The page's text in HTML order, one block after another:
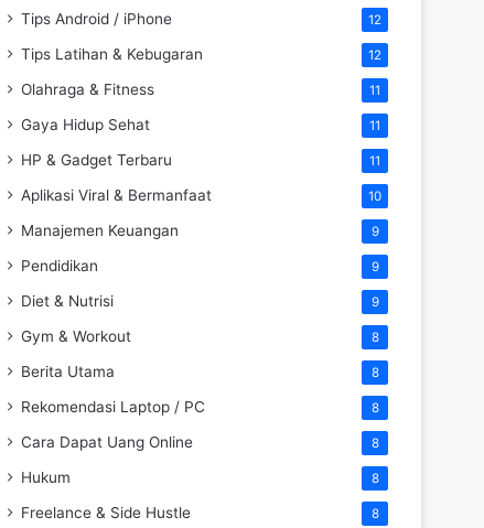
Tips Android / iPhone 12
Tips Latihan & Kebugaran 12
Olahraga & Fitness 11
Gaya Hidup Sehat 11
HP & Gadget Terbaru 11
Aplikasi Viral & Bermanfaat 10
Manajemen Keuangan 9
Pendidikan 9
Diet & Nutrisi 9
Gym & Workout 8
Berita Utama 8
Rekomendasi Laptop / PC 8
Cara Dapat Uang Online 8
Hukum 8
Freelance & Side Hustle 8